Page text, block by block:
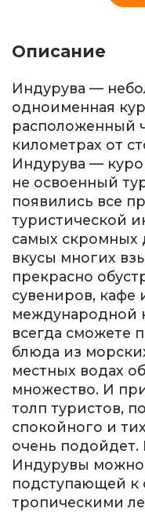
Описание
Индурува —
одноименная
расположенный
километрах от
Индурува —
не освоенный
появились все
туристической
самых скромных
вкусы многих
прекрасно
сувениров, кафе
международной
всегда сможете
блюда из
местных водах
множество. И
толп туристов,
спокойного и
очень подойдет.
Индурувы
подступающей к
тропическими